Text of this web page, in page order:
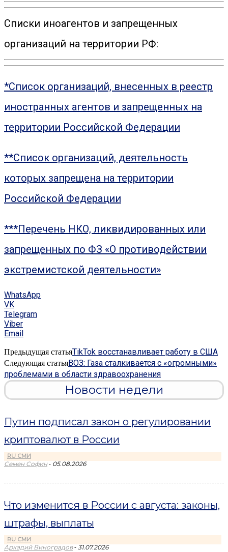
Списки иноагентов и запрещенных
организаций на территории РФ:
*Список организаций, внесенных в реестр
иностранных агентов и запрещенных на
территории Российской Федерации
**Список организаций, деятельность
которых запрещена на территории
Российской Федерации
***Перечень НКО, ликвидированных или
запрещенных по ФЗ «О противодействии
экстремистской деятельности»
WhatsApp
VK
Telegram
Viber
Email
Предыдущая статьяTikTok восстанавливает работу в США
Следующая статьяВОЗ: Газа сталкивается с «огромными»
проблемами в области здравоохранения
Новости недели
Путин подписал закон о регулировании
криптовалют в России
RU СМИ
Семен Софин - 05.08.2026
Что изменится в России с августа: законы,
штрафы, выплаты
RU СМИ
Аркадий Виноградов - 31.07.2026